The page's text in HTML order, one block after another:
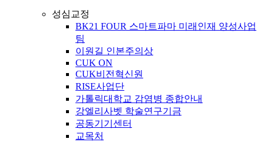
성심교정
BK21 FOUR 스마트파마 미래인재 양성사업
팀
이원길 인본주의상
CUK ON
CUK비전혁신원
RISE사업단
가톨릭대학교 감염병 종합안내
강엘리사벳 학술연구기금
공동기기센터
교목처